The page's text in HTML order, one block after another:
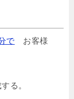
でお客様
る。